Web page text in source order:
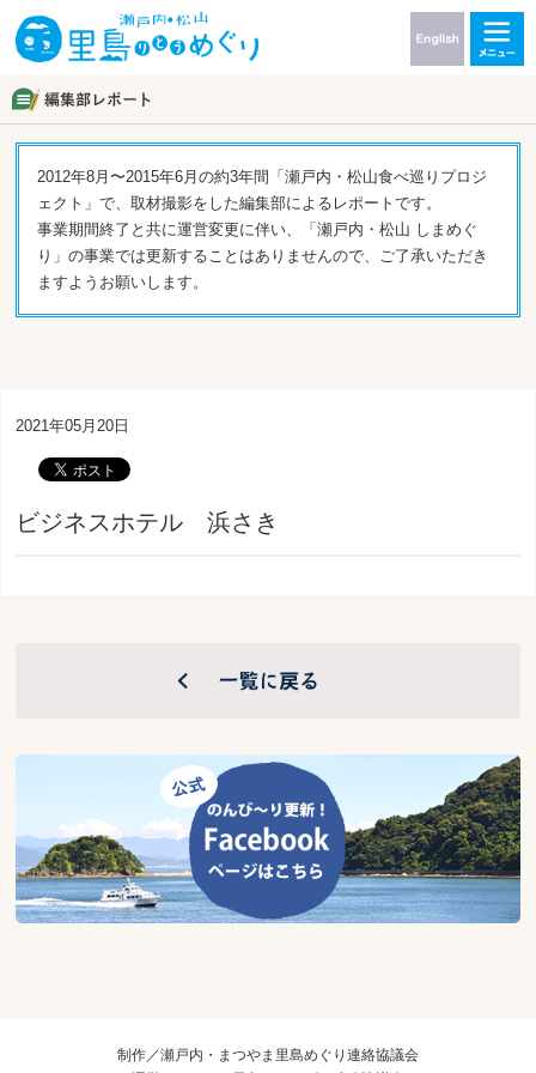
2012年8月〜2015年6月の約3年間「瀬戸内・松山食べ巡りプロジ
ェクト」で、取材撮影をした編集部によるレポートです。
事業期間終了と共に運営変更に伴い、「瀬戸内・松山 しまめぐ
り」の事業では更新することはありませんので、ご了承いただき
ますようお願いします。
2021年05月20日
ビジネスホテル 浜さき
制作／瀬戸内・まつやま里島めぐり連絡協議会